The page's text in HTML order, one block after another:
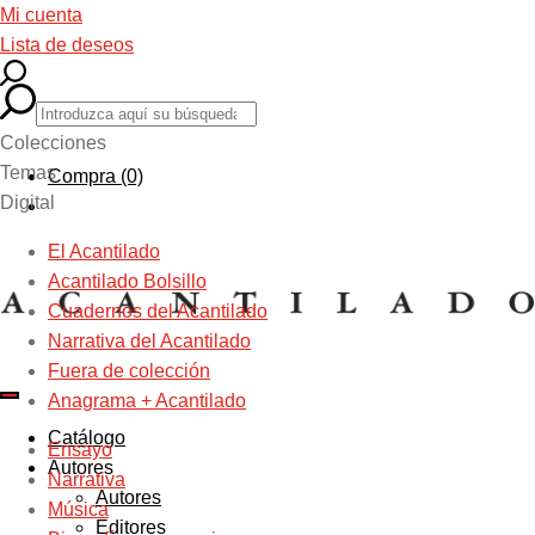
Mi cuenta
Lista de deseos
Compra (0)
Catálogo
Autores
Autores
Editores
Colecciones
Temas
Digital
El Acantilado
Acantilado Bolsillo
Cuadernos del Acantilado
Narrativa del Acantilado
Fuera de colección
Anagrama + Acantilado
Ensayo
Narrativa
Música